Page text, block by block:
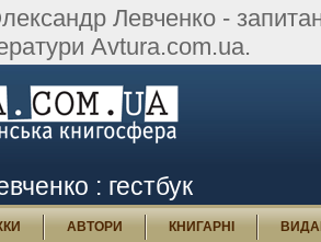
Левченко -
Avtura.com.ua.
: гестбук
АВТОРИ КНИГАРНІ